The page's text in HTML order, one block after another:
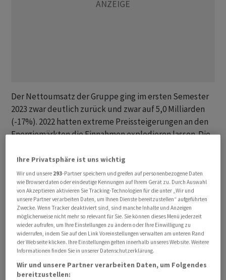
Der Nettoumsatz der Gruppe ging im ersten Semester
2023 zwar deutlich zurück und zwar auf 5,0 Milliarden
(-17%). 2022 hatten extreme Preissteigerungen an den
Energiemärkten die Einnahmen explodieren lassen. Die
als in früheren Jahren.
Das operative Geschäft lief beim Energiekonzern rund:
Der EBITDA-Gewinn erreichte in den Monaten von
Januar bis Juni 1,0 Milliarden nach einem Verlust von
566 Millionen im ersten Semester 2022. Bereinigt waren
es 787 Millionen Betriebsgewinn nach +114 Millionen im
Vorjahr. Unter dem Strich verdiente Alpiq 744 Millionen
nach einem Reinverlust von 592 Millionen.
Ihre Privatsphäre ist uns wichtig
Wir und unsere 293-Partner speichern und greifen auf personenbezogene Daten
wie Browserdaten oder eindeutige Kennungen auf Ihrem Gerät zu. Durch Auswahl
von Akzeptieren aktivieren Sie Tracking-Technologien für die unter „Wir und
unsere Partner verarbeiten Daten, um Ihnen Dienste bereitzustellen“ aufgeführten
Zwecke. Wenn Tracker deaktiviert sind, sind manche Inhalte und Anzeigen
möglicherweise nicht mehr so relevant für Sie. Sie können dieses Menü jederzeit
wieder aufrufen, um Ihre Einstellungen zu ändern oder Ihre Einwilligung zu
widerrufen, indem Sie auf den Link Voreinstellungen verwalten am unteren Rand
der Webseite klicken. Ihre Einstellungen gelten innerhalb unseres Website. Weitere
Informationen finden Sie in unserer Datenschutzerklärung.
Wir und unsere Partner verarbeiten Daten, um Folgendes
bereitzustellen: